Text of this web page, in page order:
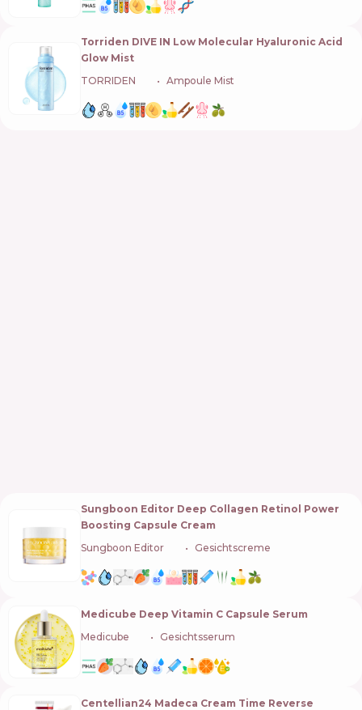
Torriden DIVE IN Low Molecular Hyaluronic Acid
Glow Mist
TORRIDEN
Ampoule Mist
Sungboon Editor Deep Collagen Retinol Power
Boosting Capsule Cream
Sungboon Editor
Gesichtscreme
Medicube Deep Vitamin C Capsule Serum
Medicube
Gesichtsserum
Centellian24 Madeca Cream Time Reverse